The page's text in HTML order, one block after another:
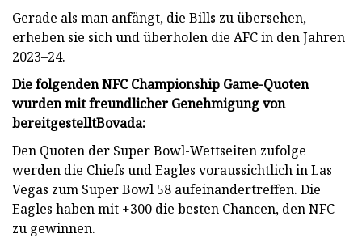
Gerade als man anfängt, die Bills zu übersehen,
erheben sie sich und überholen die AFC in den Jahren
2023–24.
Die folgenden NFC Championship Game-Quoten
wurden mit freundlicher Genehmigung von
bereitgestelltBovada:
Den Quoten der Super Bowl-Wettseiten zufolge
werden die Chiefs und Eagles voraussichtlich in Las
Vegas zum Super Bowl 58 aufeinandertreffen. Die
Eagles haben mit +300 die besten Chancen, den NFC
zu gewinnen.